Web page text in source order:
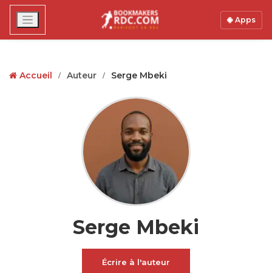
Apps
Accueil Auteur Serge Mbeki
Serge Mbeki
Écrire à l'auteur